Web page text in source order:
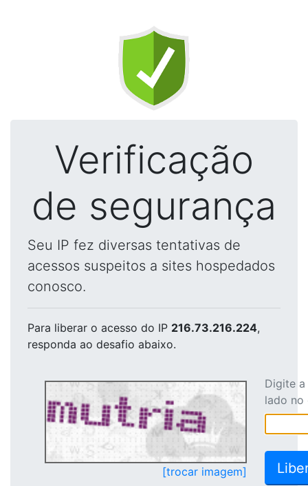
Verificação
de segurança
Seu IP fez diversas tentativas de
acessos suspeitos a sites hospedados
conosco.
Para liberar o acesso do IP 216.73.216.224,
responda ao desafio abaixo.
[trocar imagem]
Digite
lado no